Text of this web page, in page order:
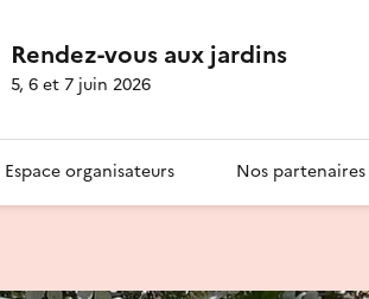
Rendez-vous aux jardins
5, 6 et 7 juin 2026
Espace organisateurs Nos partenaires